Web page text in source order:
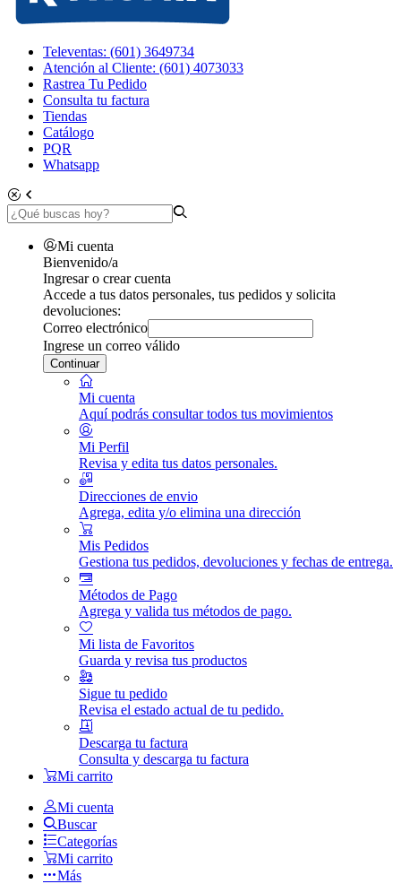
Televentas: (601) 3649734
Atención al Cliente: (601) 4073033
Rastrea Tu Pedido
Consulta tu factura
Tiendas
Catálogo
PQR
Whatsapp
Mi cuenta
Bienvenido/a
Ingresar o crear cuenta
Accede a tus datos personales, tus pedidos y solicita
devoluciones:
Correo electrónico
Ingrese un correo válido
Continuar
Mi cuenta
Aquí podrás consultar todos tus movimientos
Mi Perfil
Revisa y edita tus datos personales.
Direcciones de envio
Agrega, edita y/o elimina una dirección
Mis Pedidos
Gestiona tus pedidos, devoluciones y fechas de entrega.
Métodos de Pago
Agrega y valida tus métodos de pago.
Mi lista de Favoritos
Guarda y revisa tus productos
Sigue tu pedido
Revisa el estado actual de tu pedido.
Descarga tu factura
Consulta y descarga tu factura
Mi carrito
Mi cuenta
Buscar
Categorías
Mi carrito
Más